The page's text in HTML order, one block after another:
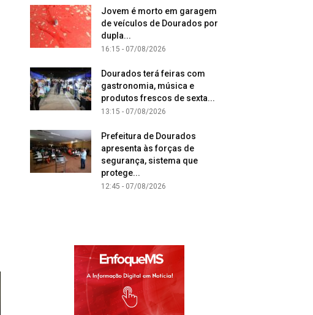
Jovem é morto em garagem
de veículos de Dourados por
dupla...
16:15 - 07/08/2026
Dourados terá feiras com
gastronomia, música e
produtos frescos de sexta...
13:15 - 07/08/2026
Prefeitura de Dourados
apresenta às forças de
segurança, sistema que
protege...
12:45 - 07/08/2026